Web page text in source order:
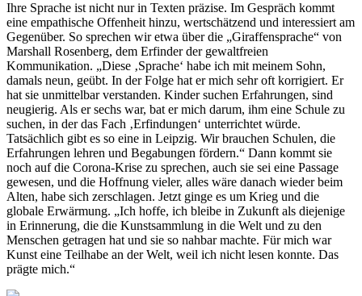
Ihre Sprache ist nicht nur in Texten präzise. Im Gespräch kommt
eine empathische Offenheit hinzu, wertschätzend und interessiert am
Gegenüber. So sprechen wir etwa über die „Giraffensprache“ von
Marshall Rosenberg, dem Erfinder der gewaltfreien
Kommunikation. „Diese ‚Sprache‘ habe ich mit meinem Sohn,
damals neun, geübt. In der Folge hat er mich sehr oft korrigiert. Er
hat sie unmittelbar verstanden. Kinder suchen Erfahrungen, sind
neugierig. Als er sechs war, bat er mich darum, ihm eine Schule zu
suchen, in der das Fach ‚Erfindungen‘ unterrichtet würde.
Tatsächlich gibt es so eine in Leipzig. Wir brauchen Schulen, die
Erfahrungen lehren und Begabungen fördern.“ Dann kommt sie
noch auf die Corona-Krise zu sprechen, auch sie sei eine Passage
gewesen, und die Hoffnung vieler, alles wäre danach wieder beim
Alten, habe sich zerschlagen. Jetzt ginge es um Krieg und die
globale Erwärmung. „Ich hoffe, ich bleibe in Zukunft als diejenige
in Erinnerung, die die Kunstsammlung in die Welt und zu den
Menschen getragen hat und sie so nahbar machte. Für mich war
Kunst eine Teilhabe an der Welt, weil ich nicht lesen konnte. Das
prägte mich.“